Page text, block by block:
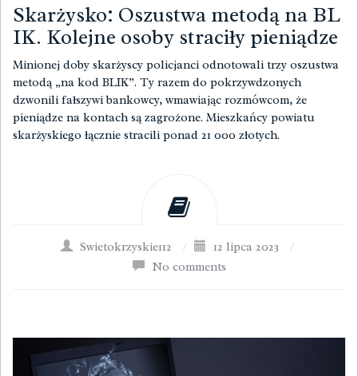
Skarżysko: Oszustwa metodą na BL
IK. Kolejne osoby straciły pieniądze
Minionej doby skarżyscy policjanci odnotowali trzy oszustwa
metodą „na kod BLIK”. Ty razem do pokrzywdzonych
dzwonili fałszywi bankowcy, wmawiając rozmówcom, że
pieniądze na kontach są zagrożone. Mieszkańcy powiatu
skarżyskiego łącznie stracili ponad 21 000 złotych.
Swietokrzyskie112 / 12 lipca 2023
/
No comments